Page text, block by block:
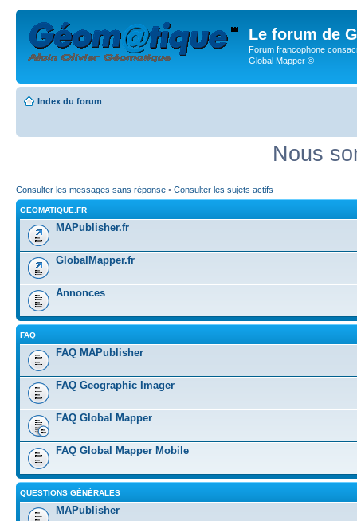
Le forum de
Forum francophone
Global Mapper ©
Index du forum
Nous
Consulter les messages sans réponse • Consulter les sujets actifs
GEOMATIQUE.FR
MAPublisher.fr
GlobalMapper.fr
Annonces
FAQ
FAQ MAPublisher
FAQ Geographic Imager
FAQ Global Mapper
FAQ Global Mapper Mobile
QUESTIONS GÉNÉRALES
MAPublisher